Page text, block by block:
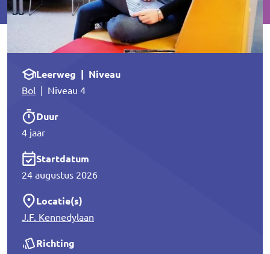
Leerweg | Niveau
Bol | Niveau 4
Duur
4 jaar
Startdatum
24 augustus 2026
Locatie(s)
J.F. Kennedylaan
Richting